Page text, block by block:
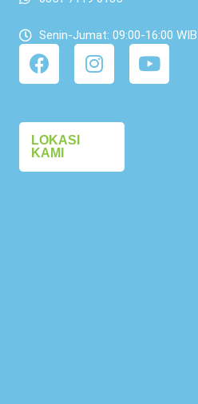
Senin-Jumat: 09:00-16:00 WIB
LOKASI
KAMI